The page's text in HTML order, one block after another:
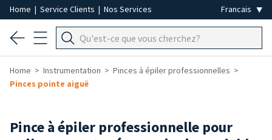
Home | Service Clients | Nos Services
Home Instrumentation
Pinces à épiler professionnelles
Pinces pointe aiguë
Pince à épiler professionnelle pour